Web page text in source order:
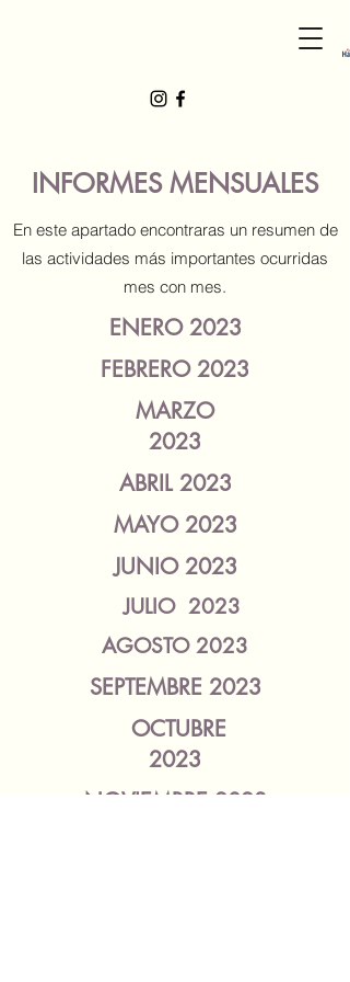
INFORMES MENSUALES
En este apartado encontraras un resumen de
las actividades más importantes ocurridas
mes con mes.
ENERO 2023
FEBRERO 2023
MARZO
2023
ABRIL 2023
MAYO 2023
JUNIO 2023
JULIO 2023
AGOSTO 2023
SEPTEMBRE 2023
OCTUBRE
2023
NOVIEMBRE 2023